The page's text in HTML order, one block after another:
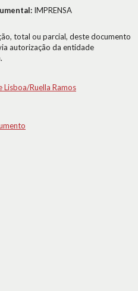
IMPRENSA
total ou parcial, deste documento
autorização da entidade
Lisboa/Ruella Ramos